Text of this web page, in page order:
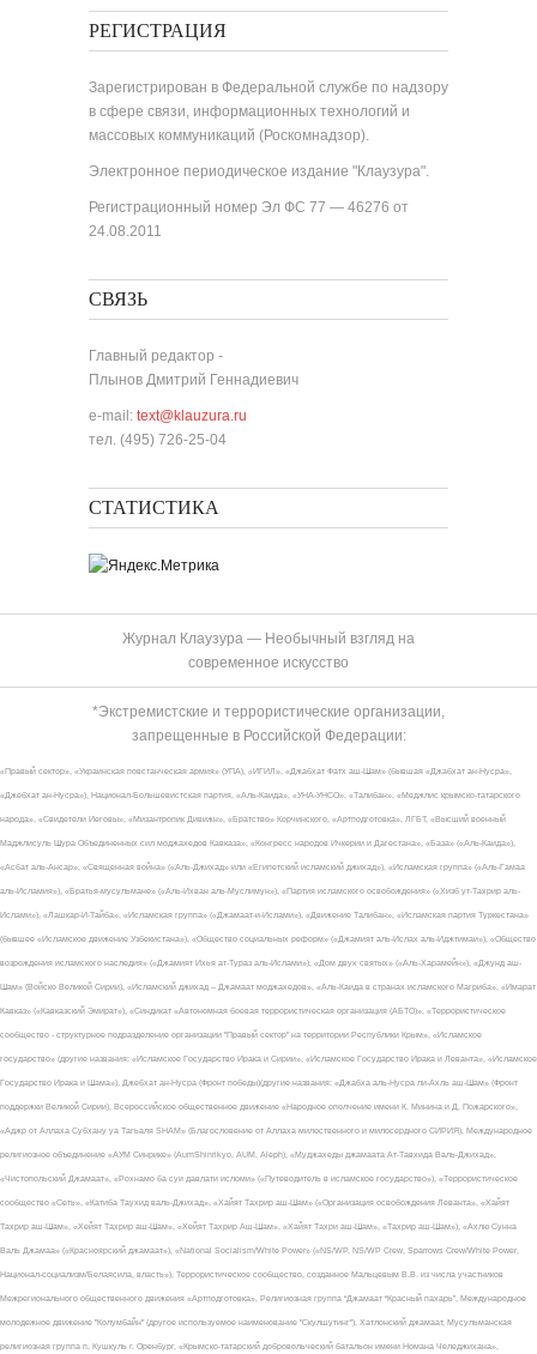
РЕГИСТРАЦИЯ
Зарегистрирован в Федеральной службе по надзору
в сфере связи, информационных технологий и
массовых коммуникаций (Роскомнадзор).
Электронное периодическое издание "Клаузура".
Регистрационный номер Эл ФС 77 — 46276 от
24.08.2011
СВЯЗЬ
Главный редактор -
Плынов Дмитрий Геннадиевич
e-mail: text@klauzura.ru
тел. (495) 726-25-04
СТАТИСТИКА
Журнал Клаузура — Необычный взгляд на
современное искусство
*Экстремистские и террористические организации,
запрещенные в Российской Федерации:
«Правый сектор», «Украинская повстанческая армия» (УПА), «ИГИЛ», «Джабхат Фатх аш-Шам» (бывшая «Джабхат ан-Нусра»,
«Джебхат ан-Нусра»), Национал-Большевистская партия, «Аль-Каида», «УНА-УНСО», «Талибан», «Меджлис крымско-татарского
народа», «Свидетели Иеговы», «Мизантропик Дивижн», «Братство» Корчинского, «Артподготовка», ЛГБТ, «Высший военный
Маджлисуль Шура Объединенных сил моджахедов Кавказа», «Конгресс народов Ичкерии и Дагестана», «База» («Аль-Каида»),
«Асбат аль-Ансар», «Священная война» («Аль-Джихад» или «Египетский исламский джихад»), «Исламская группа» («Аль-Гамаа
аль-Исламия»), «Братья-мусульмане» («Аль-Ихван аль-Муслимун»), «Партия исламского освобождения» («Хизб ут-Тахрир аль-
Ислами»), «Лашкар-И-Тайба», «Исламская группа» («Джамаат-и-Ислами»), «Движение Талибан», «Исламская партия Туркестана»
(бывшее «Исламское движение Узбекистана»), «Общество социальных реформ» («Джамият аль-Ислах аль-Иджтимаи»), «Общество
возрождения исламского наследия» («Джамият Ихья ат-Тураз аль-Ислами»), «Дом двух святых» («Аль-Харамейн»), «Джунд аш-
Шам» (Войско Великой Сирии), «Исламский джихад – Джамаат моджахедов», «Аль-Каида в странах исламского Магриба», «Имарат
Кавказ» («Кавказский Эмират»), «Синдикат «Автономная боевая террористическая организация (АБТО)», «Террористическое
сообщество - структурное подразделение организации "Правый сектор" на территории Республики Крым», «Исламское
государство» (другие названия: «Исламское Государство Ирака и Сирии», «Исламское Государство Ирака и Леванта», «Исламское
Государство Ирака и Шама»), Джебхат ан-Нусра (Фронт победы)(другие названия: «Джабха аль-Нусра ли-Ахль аш-Шам» (Фронт
поддержки Великой Сирии), Всероссийское общественное движение «Народное ополчение имени К. Минина и Д. Пожарского»,
«Аджр от Аллаха Субхану уа Тагьаля SHAM» (Благословение от Аллаха милоственного и милосердного СИРИЯ), Международное
религиозное объединение «АУМ Синрике» (AumShinrikyo, AUM, Aleph), «Муджахеды джамаата Ат-Тавхида Валь-Джихад»,
«Чистопольский Джамаат», «Рохнамо ба суи давлати исломи» («Путеводитель в исламское государство»), «Террористическое
сообщество «Сеть», «Катиба Таухид валь-Джихад», «Хайят Тахрир аш-Шам» («Организация освобождения Леванта», «Хайят
Тахрир аш-Шам», «Хейят Тахрир аш-Шам», «Хейят Тахрир Аш-Шам», «Хайят Тахри аш-Шам», «Тахрир аш-Шам»), «Ахлю Сунна
Валь Джамаа» («Красноярский джамаат»), «National Socialism/White Power» («NS/WP, NS/WP Crew, Sparrows Crew/White Power,
Национал-социализм/Белаясила, власть»), Террористическое сообщество, созданное Мальцевым В.В. из числа участников
Межрегионального общественного движения «Артподготовка», Религиозная группа “Джамаат “Красный пахарь”, Международное
молодежное движение "Колумбайн" (другое используемое наименование "Скулшутинг"), Хатлонский джамаат, Мусульманская
религиозная группа п. Кушкуль г. Оренбург, «Крымско-татарский добровольческий батальон имени Номана Челеджихана»,